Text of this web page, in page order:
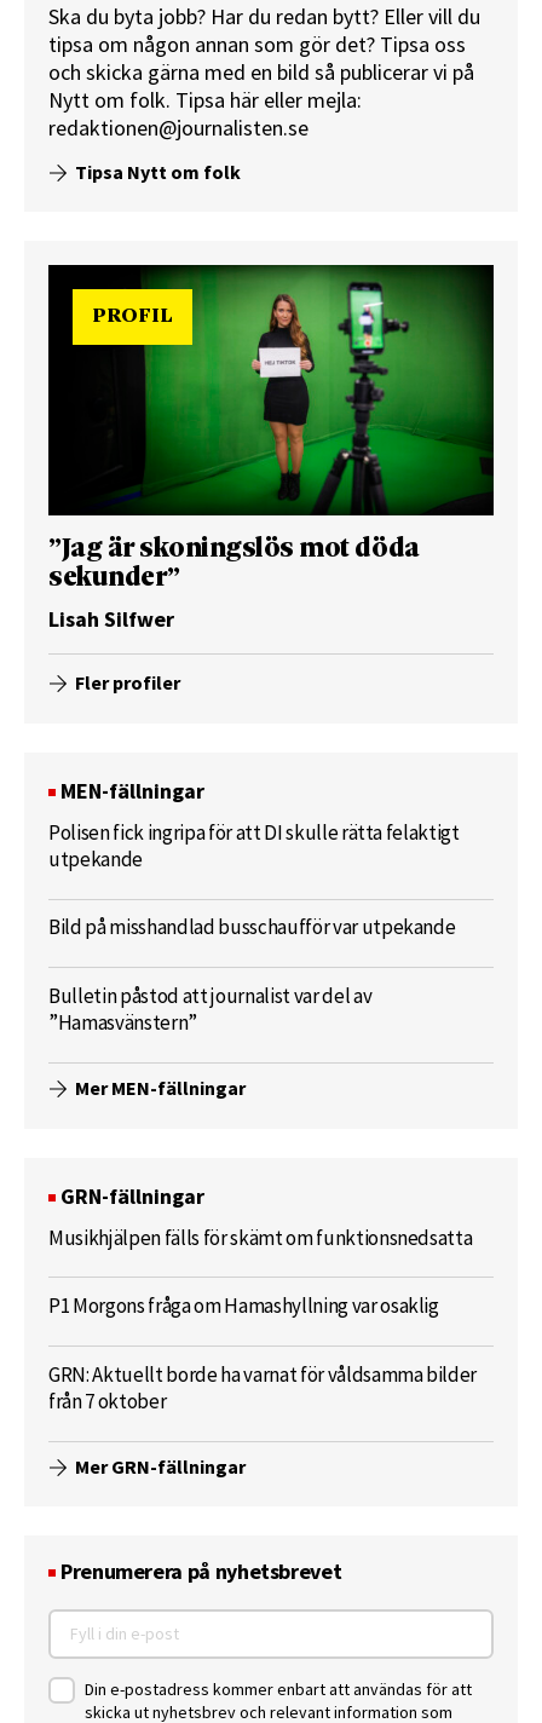
Ska du byta jobb? Har du redan bytt? Eller vill du
tipsa om någon annan som gör det? Tipsa oss
och skicka gärna med en bild så publicerar vi på
Nytt om folk. Tipsa här eller mejla:
redaktionen@journalisten.se
Tipsa Nytt om folk
PROFIL
”Jag är skoningslös mot döda
sekunder”
Lisah Silfwer
Fler profiler
MEN-fällningar
Polisen fick ingripa för att DI skulle rätta felaktigt
utpekande
Bild på misshandlad busschaufför var utpekande
Bulletin påstod att journalist var del av
”Hamasvänstern”
Mer MEN-fällningar
GRN-fällningar
Musikhjälpen fälls för skämt om funktionsnedsatta
P1 Morgons fråga om Hamashyllning var osaklig
GRN: Aktuellt borde ha varnat för våldsamma bilder
från 7 oktober
Mer GRN-fällningar
Prenumerera på nyhetsbrevet
Din e-postadress kommer enbart att användas för att
skicka ut nyhetsbrev och relevant information som